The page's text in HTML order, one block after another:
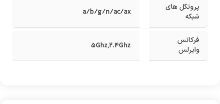
پروتکل های
شبکه
a/b/g/n/ac/ax
فرکانس
وایرلس
2.4Ghz
,
5Ghz